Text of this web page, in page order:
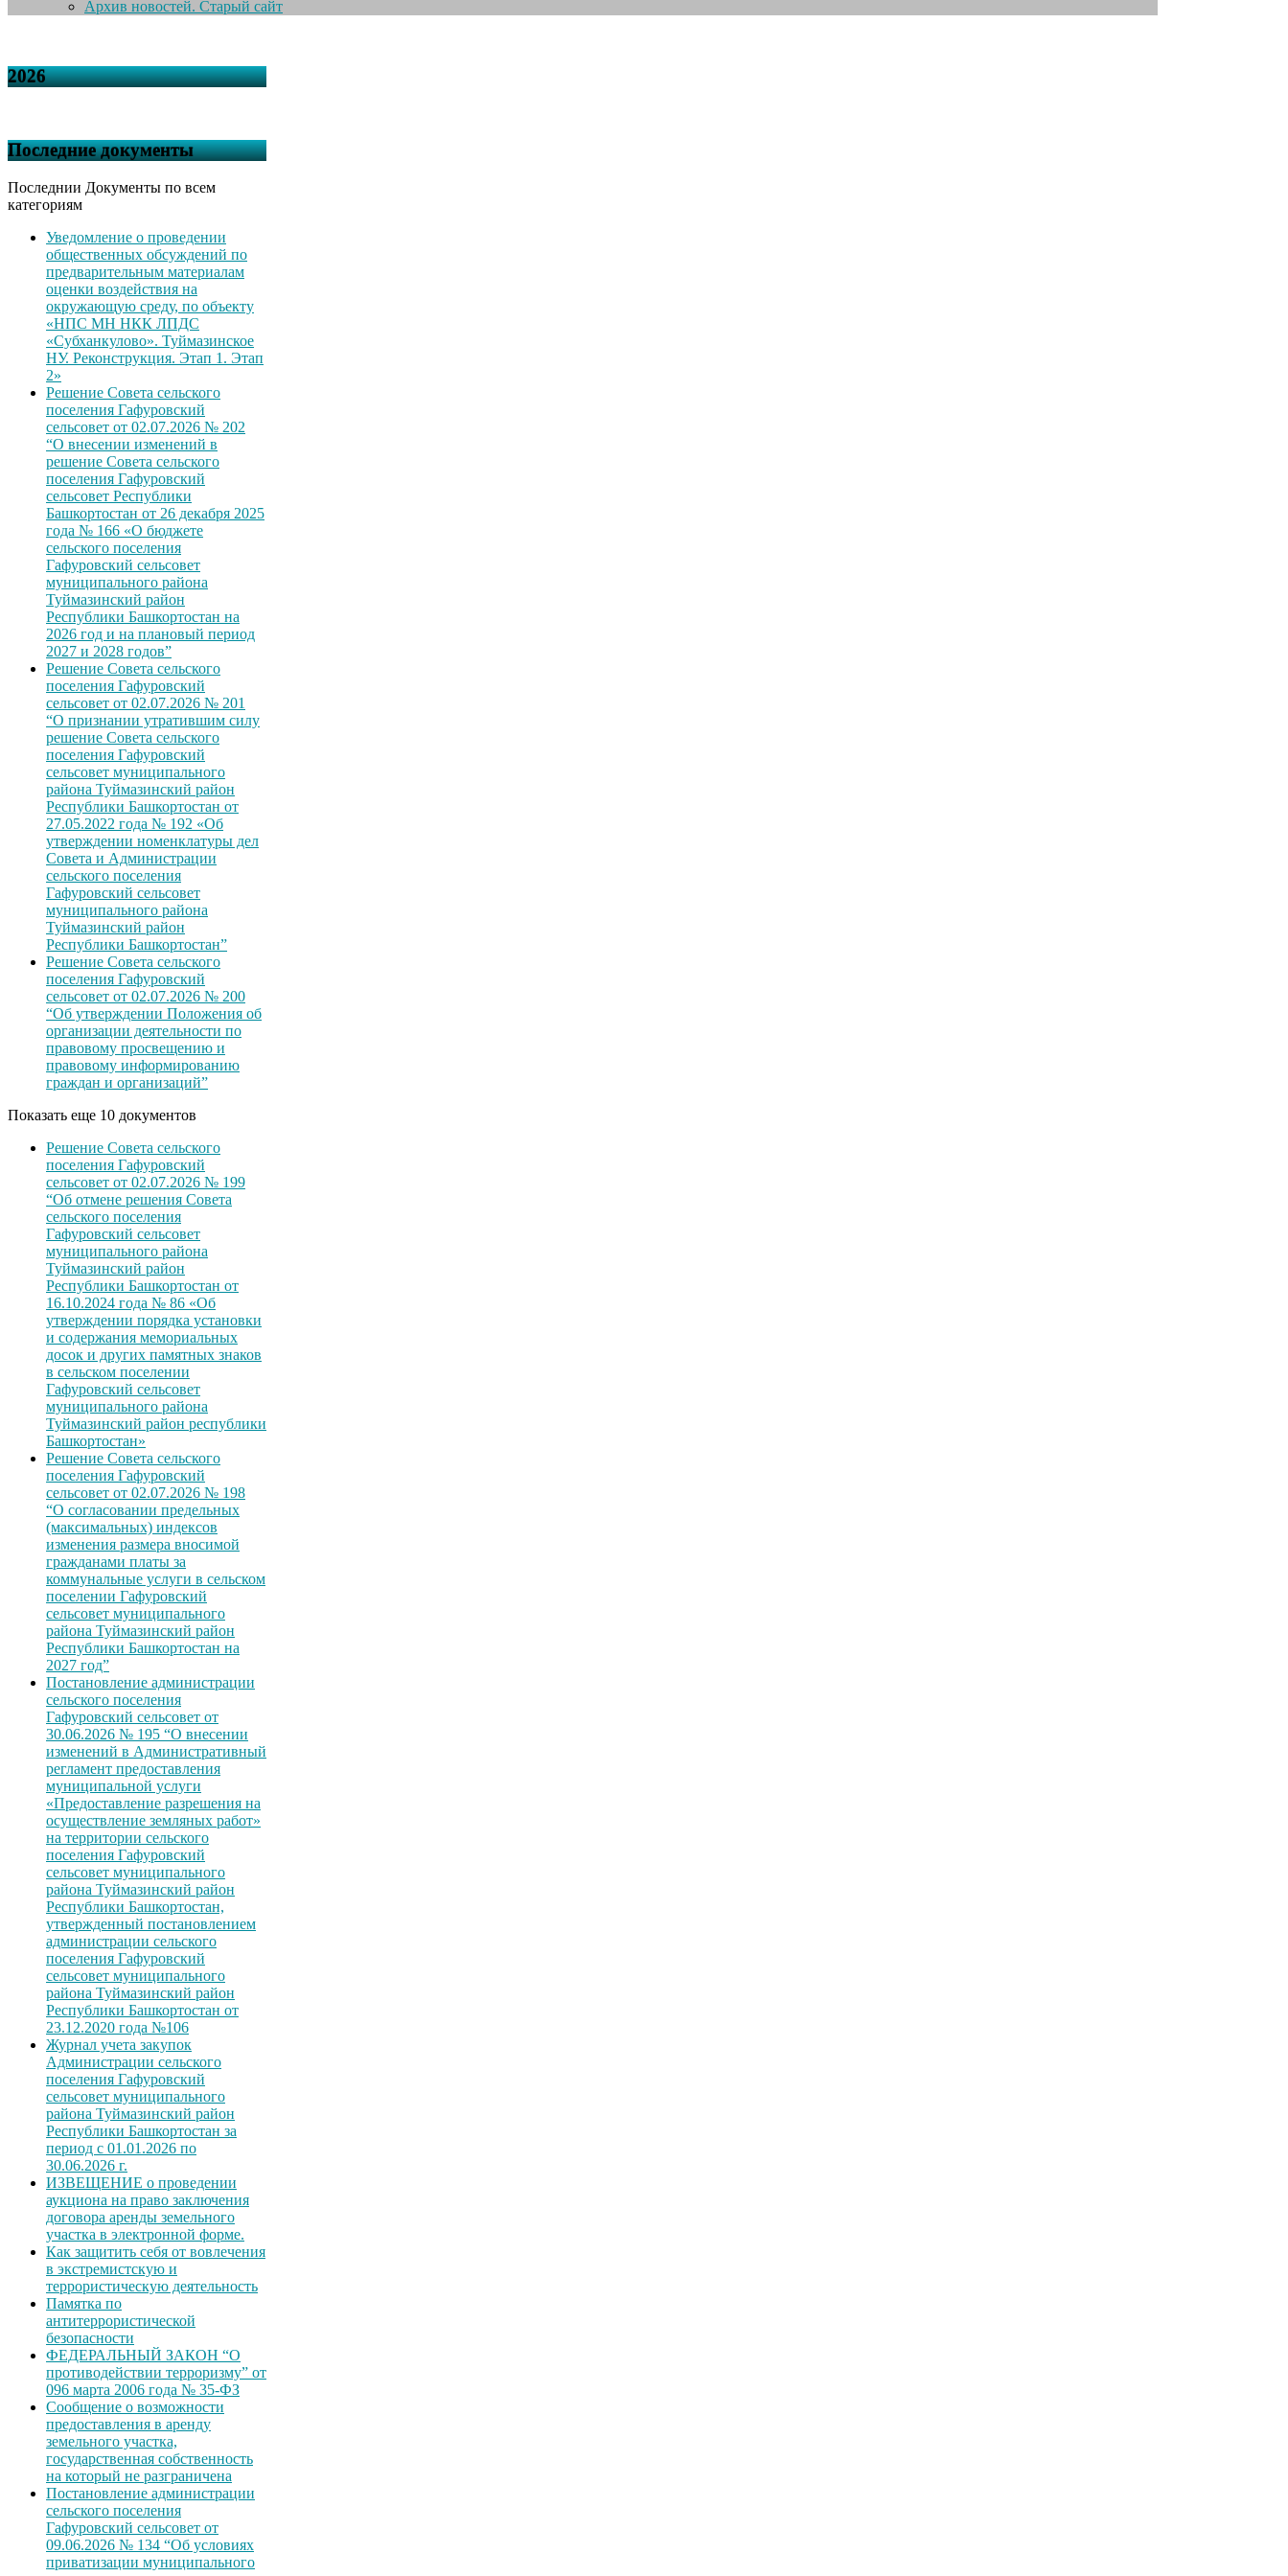
Архив новостей. Старый сайт
2026
Последние документы
Последнии Документы по всем
категориям
Уведомление о проведении
общественных обсуждений по
предварительным материалам
оценки воздействия на
окружающую среду, по объекту
«НПС МН НКК ЛПДС
«Субханкулово». Туймазинское
НУ. Реконструкция. Этап 1. Этап
2»
Решение Совета сельского
поселения Гафуровский
сельсовет от 02.07.2026 № 202
“О внесении изменений в
решение Совета сельского
поселения Гафуровский
сельсовет Республики
Башкортостан от 26 декабря 2025
года № 166 «О бюджете
сельского поселения
Гафуровский сельсовет
муниципального района
Туймазинский район
Республики Башкортостан на
2026 год и на плановый период
2027 и 2028 годов”
Решение Совета сельского
поселения Гафуровский
сельсовет от 02.07.2026 № 201
“О признании утратившим силу
решение Совета сельского
поселения Гафуровский
сельсовет муниципального
района Туймазинский район
Республики Башкортостан от
27.05.2022 года № 192 «Об
утверждении номенклатуры дел
Совета и Администрации
сельского поселения
Гафуровский сельсовет
муниципального района
Туймазинский район
Республики Башкортостан”
Решение Совета сельского
поселения Гафуровский
сельсовет от 02.07.2026 № 200
“Об утверждении Положения об
организации деятельности по
правовому просвещению и
правовому информированию
граждан и организаций”
Показать еще 10 документов
Решение Совета сельского
поселения Гафуровский
сельсовет от 02.07.2026 № 199
“Об отмене решения Совета
сельского поселения
Гафуровский сельсовет
муниципального района
Туймазинский район
Республики Башкортостан от
16.10.2024 года № 86 «Об
утверждении порядка установки
и содержания мемориальных
досок и других памятных знаков
в сельском поселении
Гафуровский сельсовет
муниципального района
Туймазинский район республики
Башкортостан»
Решение Совета сельского
поселения Гафуровский
сельсовет от 02.07.2026 № 198
“О согласовании предельных
(максимальных) индексов
изменения размера вносимой
гражданами платы за
коммунальные услуги в сельском
поселении Гафуровский
сельсовет муниципального
района Туймазинский район
Республики Башкортостан на
2027 год”
Постановление администрации
сельского поселения
Гафуровский сельсовет от
30.06.2026 № 195 “О внесении
изменений в Административный
регламент предоставления
муниципальной услуги
«Предоставление разрешения на
осуществление земляных работ»
на территории сельского
поселения Гафуровский
сельсовет муниципального
района Туймазинский район
Республики Башкортостан,
утвержденный постановлением
администрации сельского
поселения Гафуровский
сельсовет муниципального
района Туймазинский район
Республики Башкортостан от
23.12.2020 года №106
Журнал учета закупок
Администрации сельского
поселения Гафуровский
сельсовет муниципального
района Туймазинский район
Республики Башкортостан за
период с 01.01.2026 по
30.06.2026 г.
ИЗВЕЩЕНИЕ о проведении
аукциона на право заключения
договора аренды земельного
участка в электронной форме.
Как защитить себя от вовлечения
в экстремистскую и
террористическую деятельность
Памятка по
антитеррористической
безопасности
ФЕДЕРАЛЬНЫЙ ЗАКОН “О
противодействии терроризму” от
096 марта 2006 года № 35-ФЗ
Сообщение о возможности
предоставления в аренду
земельного участка,
государственная собственность
на который не разграничена
Постановление администрации
сельского поселения
Гафуровский сельсовет от
09.06.2026 № 134 “Об условиях
приватизации муниципального